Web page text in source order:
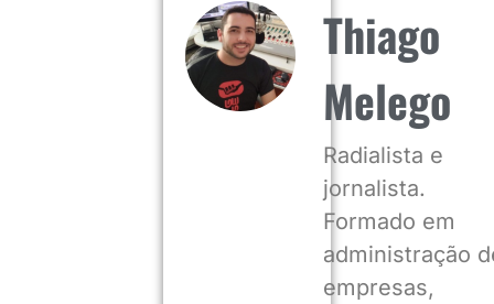
Thiago
Melego
Radialista e
jornalista.
Formado em
administração
empresas,